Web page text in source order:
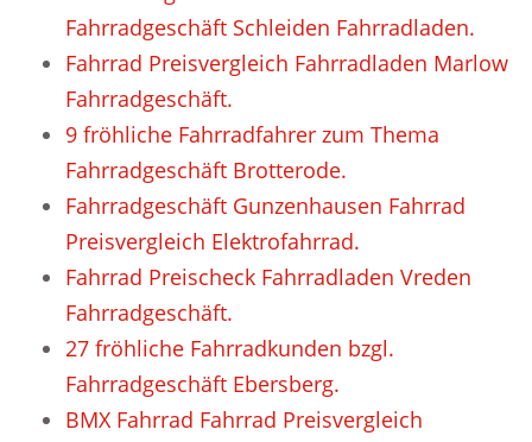
Fahrradgeschäft Schleiden Fahrradladen.
Fahrrad Preisvergleich Fahrradladen Marlow
Fahrradgeschäft.
9 fröhliche Fahrradfahrer zum Thema
Fahrradgeschäft Brotterode.
Fahrradgeschäft Gunzenhausen Fahrrad
Preisvergleich Elektrofahrrad.
Fahrrad Preischeck Fahrradladen Vreden
Fahrradgeschäft.
27 fröhliche Fahrradkunden bzgl.
Fahrradgeschäft Ebersberg.
BMX Fahrrad Fahrrad Preisvergleich